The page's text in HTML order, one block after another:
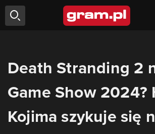
Death Stranding 2
Game Show 2024?
Kojima szykuje się